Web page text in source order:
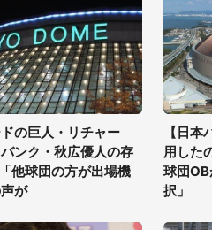
の巨人・リチャー
ンク・秋広優人の存
他球団の方が出場機
が
【日
用した
球団
択」